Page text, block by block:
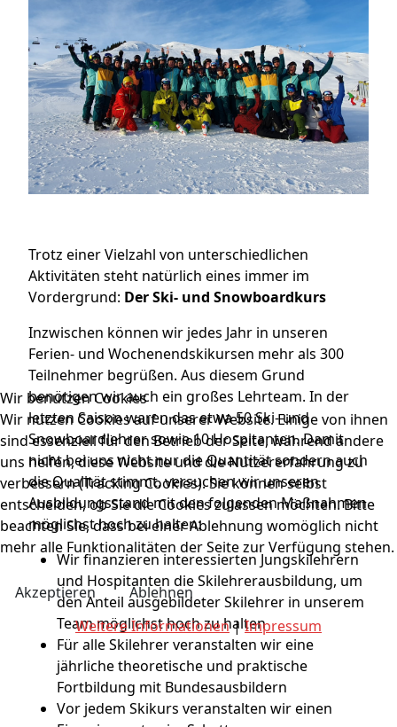
Trotz einer Vielzahl von unterschiedlichen
Aktivitäten steht natürlich eines immer im
Vordergrund: Der Ski- und Snowboardkurs
Inzwischen können wir jedes Jahr in unseren
Ferien- und Wochenendskikursen mehr als 300
Teilnehmer begrüßen. Aus diesem Grund
benötigen wir auch ein großes Lehrteam. In der
letzten Saison waren das etwa 50 Ski- und
Snowboardlehrer sowie 10 Hospitanten. Damit
nicht bei uns nicht nur die Quantität sondern auch
die Qualität stimmt, versuchen wir unseren
Ausbildungsstand mit den folgenden Maßnahmen
möglichst hoch zu halten:
Wir finanzieren interessierten Jungskilehrern
und Hospitanten die Skilehrerausbildung, um
den Anteil ausgebildeter Skilehrer in unserem
Team möglichst hoch zu halten
Für alle Skilehrer veranstalten wir eine
jährliche theoretische und praktische
Fortbildung mit Bundesausbildern
Vor jedem Skikurs veranstalten wir einen
Wir benutzen Cookies
Wir nutzen Cookies auf unserer Website. Einige von ihnen
sind essenziell für den Betrieb der Seite, während andere
uns helfen, diese Website und die Nutzererfahrung zu
verbessern (Tracking Cookies). Sie können selbst
entscheiden, ob Sie die Cookies zulassen möchten. Bitte
beachten Sie, dass bei einer Ablehnung womöglich nicht
mehr alle Funktionalitäten der Seite zur Verfügung stehen.
Akzeptieren
Ablehnen
Weitere Informationen|Impressum